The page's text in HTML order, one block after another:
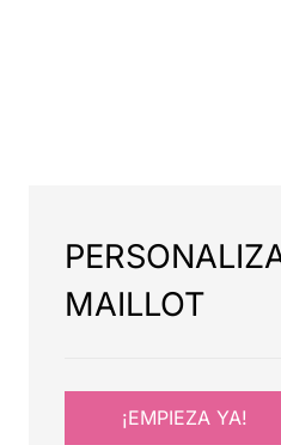
MAILLOT
¡EMPIEZA YA!